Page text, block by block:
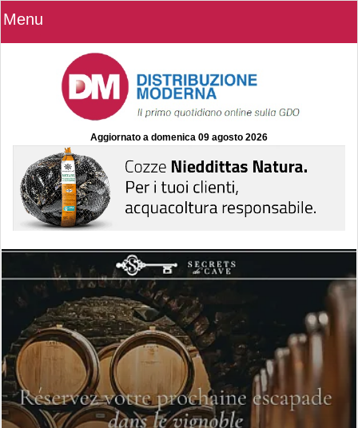
Menu
Aggiornato a domenica 09 agosto 2026